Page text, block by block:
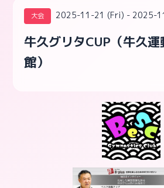
大会 2025-11-21 (Fri) - 2025-
牛久グリタCUP（牛久
館）